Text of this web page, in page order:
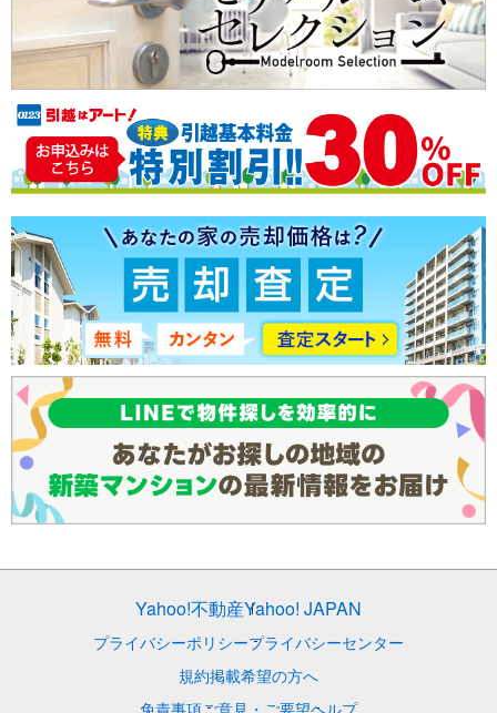
ペット可
Yahoo!不動産Yahoo! JAPAN
プライバシーポリシープライバシーセンター
規約掲載希望の方へ
免責事項ご意見・ご要望ヘルプ